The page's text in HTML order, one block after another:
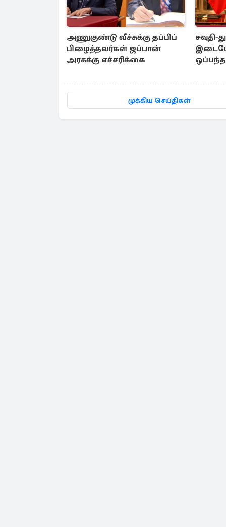
அணுகுண்டு வீச்சுக்கு தப்பிப்
பிழைத்தவர்கள் ஜப்பான்
அரசுக்கு எச்சரிக்கை
சவுதி-
இடையே
முக்கிய செய்திகள்